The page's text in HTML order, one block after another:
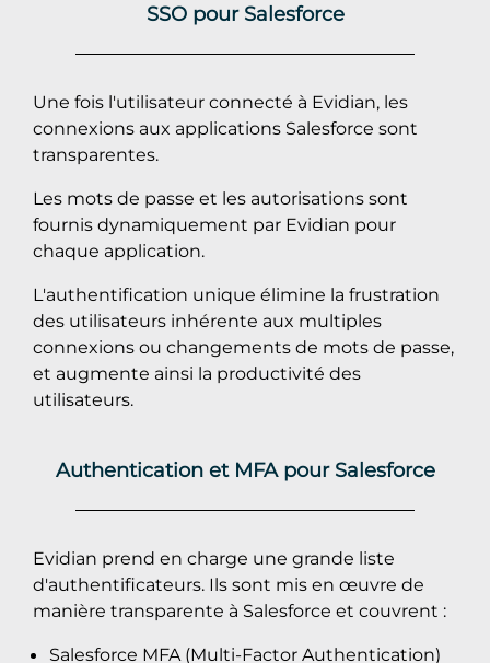
SSO pour Salesforce
Une fois l'utilisateur connecté à Evidian, les
connexions aux applications Salesforce sont
transparentes.
Les mots de passe et les autorisations sont
fournis dynamiquement par Evidian pour
chaque application.
L'authentification unique élimine la frustration
des utilisateurs inhérente aux multiples
connexions ou changements de mots de passe,
et augmente ainsi la productivité des
utilisateurs.
Authentication et MFA pour Salesforce
Evidian prend en charge une grande liste
d'authentificateurs. Ils sont mis en œuvre de
manière transparente à Salesforce et couvrent :
Salesforce MFA (Multi-Factor Authentication)